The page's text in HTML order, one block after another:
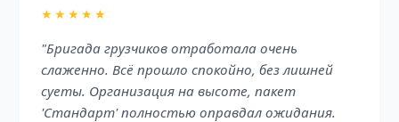
★★★★★
"Бригада грузчиков отработала очень
слаженно. Всё прошло спокойно, без лишней
суеты. Организация на высоте, пакет
'Стандарт' полностью оправдал ожидания.